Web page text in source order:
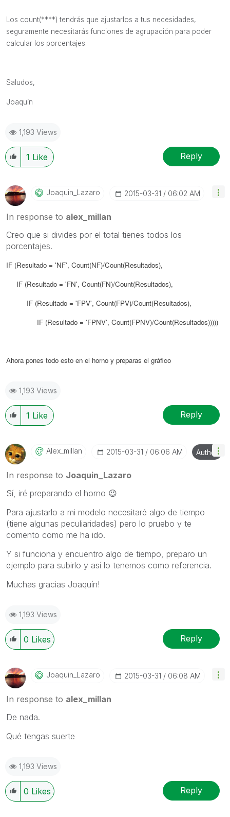
Los count(****) tendrás que ajustarlos a tus necesidades,
seguramente necesitarás funciones de agrupación para poder
calcular los porcentajes.
Saludos,
Joaquín
1,193 Views
1 Like Reply
Joaquin_Lazaro ‎2015-03-31 06:02 AM
In response to alex_millan
Creo que si divides por el total tienes todos los
porcentajes.
IF (Resultado = 'NF', Count(NF)/Count(Resultados),
IF (Resultado = 'FN', Count(FN)/Count(Resultados),
IF (Resultado = 'FPV', Count(FPV)/Count(Resultados),
IF (Resultado = 'FPNV', Count(FPNV)/Count(Resultados)))))
Ahora pones todo esto en el horno y preparas el gráfico
1,193 Views
1 Like Reply
Alex_millan ‎2015-03-31 06:06 AM Author
In response to Joaquin_Lazaro
Sí, iré preparando el horno 😉
Para ajustarlo a mi modelo necesitaré algo de tiempo
(tiene algunas peculiaridades) pero lo pruebo y te
comento como me ha ido.
Y si funciona y encuentro algo de tiempo, preparo un
ejemplo para subirlo y así lo tenemos como referencia.
Muchas gracias Joaquín!
1,193 Views
0 Likes Reply
Joaquin_Lazaro ‎2015-03-31 06:08 AM
In response to alex_millan
De nada.
Qué tengas suerte
1,193 Views
0 Likes Reply